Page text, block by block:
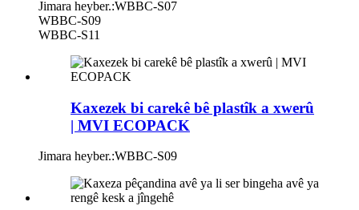
Jimara heyber.:WBBC-S07
WBBC-S09
WBBC-S11
Kaxezek bi carekê bê plastîk a xwerû
| MVI ECOPACK
Jimara heyber.:WBBC-S09